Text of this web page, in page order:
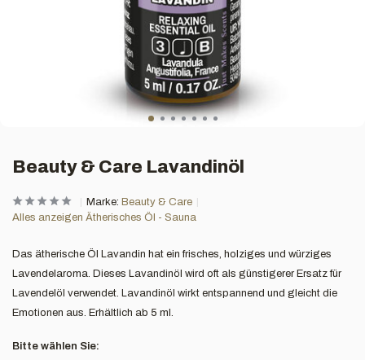
Beauty & Care Lavandinöl
Marke: Beauty & Care
Alles anzeigen Ätherisches Öl - Sauna
Das ätherische Öl Lavandin hat ein frisches, holziges und würziges
Lavendelaroma. Dieses Lavandinöl wird oft als günstigerer Ersatz für
Lavendelöl verwendet. Lavandinöl wirkt entspannend und gleicht die
Emotionen aus. Erhältlich ab 5 ml.
Bitte wählen Sie: